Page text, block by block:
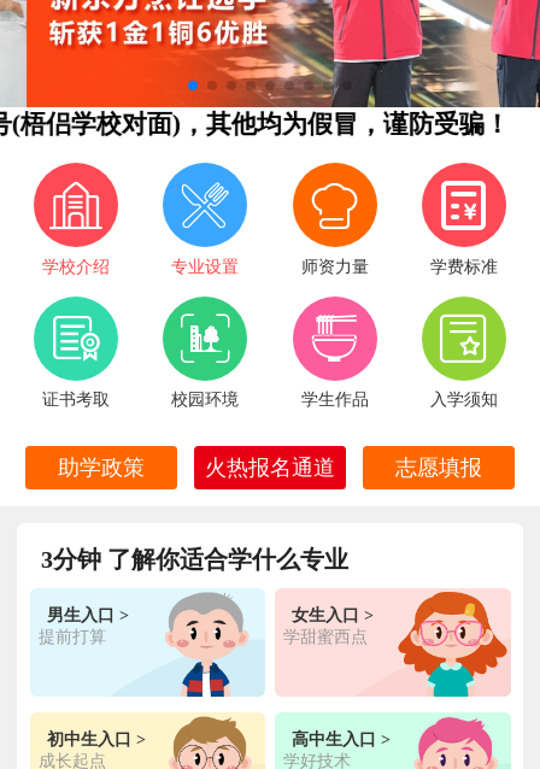
学校对面)，其他均为假冒，谨防受骗！
学校介绍 专业设置 师资力量 学费标准
证书考取 校园环境 学生作品 入学须知
助学政策 火热报名通道 志愿填报
3分钟 了解你适合学什么专业
男生入口 >
提前打算
女生入口 >
学甜蜜西点
初中生入口 >
成长起点
高中生入口 >
学好技术
金典总厨专业 6小时前 在线报名
林** 金鼎大厨专业 福建漳州 1天前 在线报名
陈** 时尚西点专业 福建泉州 3天前 在线报名